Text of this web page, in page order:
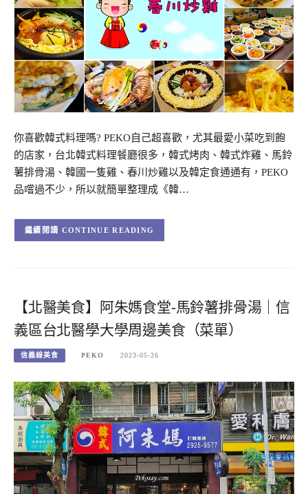
你喜歡韓式料理嗎? PEKO自己超喜歡，尤其最愛小菜吃到飽
的店家，台北韓式料理餐廳很多，韓式烤肉、韓式炸雞、馬鈴
薯排骨湯、韓國一隻雞、春川炒雞以及韓定食通通有，PEKO
品嚐過不少，所以就簡單整理成《韓…
CONTINUE READING
【北醫美食】阿朱媽食堂-馬鈴薯排骨湯｜信
義區台北醫學大學周邊美食（菜單）
信義線美食 PEKO 2023-05-26